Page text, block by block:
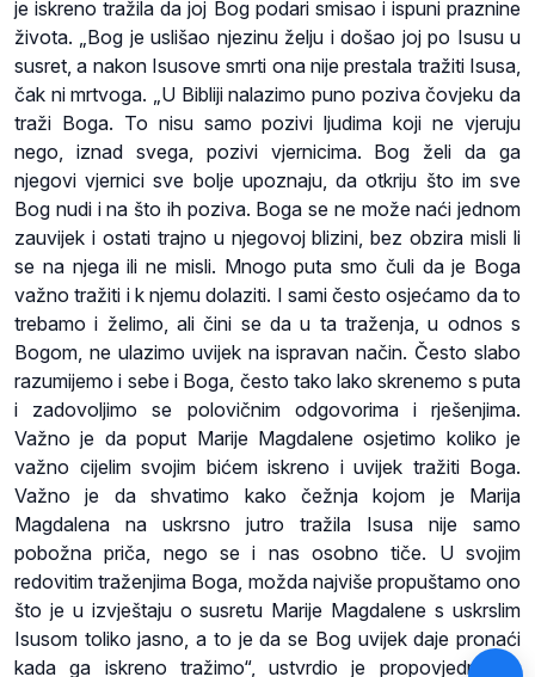
je iskreno tražila da joj Bog podari smisao i ispuni praznine
života. „Bog je uslišao njezinu želju i došao joj po Isusu u
susret, a nakon Isusove smrti ona nije prestala tražiti Isusa,
čak ni mrtvoga. „U Bibliji nalazimo puno poziva čovjeku da
traži Boga. To nisu samo pozivi ljudima koji ne vjeruju
nego, iznad svega, pozivi vjernicima. Bog želi da ga
njegovi vjernici sve bolje upoznaju, da otkriju što im sve
Bog nudi i na što ih poziva. Boga se ne može naći jednom
zauvijek i ostati trajno u njegovoj blizini, bez obzira misli li
se na njega ili ne misli. Mnogo puta smo čuli da je Boga
važno tražiti i k njemu dolaziti. I sami često osjećamo da to
trebamo i želimo, ali čini se da u ta traženja, u odnos s
Bogom, ne ulazimo uvijek na ispravan način. Često slabo
razumijemo i sebe i Boga, često tako lako skrenemo s puta
i zadovoljimo se polovičnim odgovorima i rješenjima.
Važno je da poput Marije Magdalene osjetimo koliko je
važno cijelim svojim bićem iskreno i uvijek tražiti Boga.
Važno je da shvatimo kako čežnja kojom je Marija
Magdalena na uskrsno jutro tražila Isusa nije samo
pobožna priča, nego se i nas osobno tiče. U svojim
redovitim traženjima Boga, možda najviše propuštamo ono
što je u izvještaju o susretu Marije Magdalene s uskrslim
Isusom toliko jasno, a to je da se Bog uvijek daje pronaći
kada ga iskreno tražimo“, ustvrdio je propovjednik te